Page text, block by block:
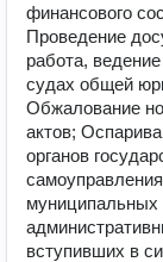
финансового
Проведение
работа,
судах общей
Обжалование
актов;
органов
вступивших в